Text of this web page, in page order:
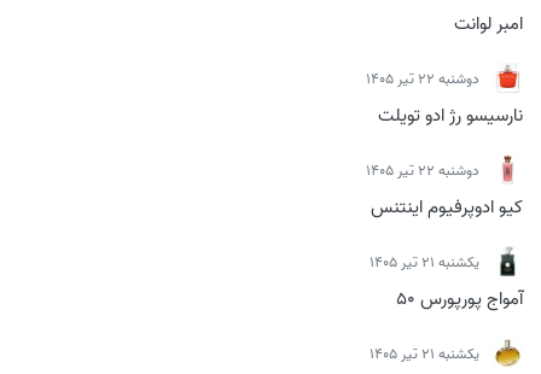
امبر لوانت
دوشنبه 22 تیر 1405
نارسیسو رژ ادو تویلت
دوشنبه 22 تیر 1405
کیو ادوپرفیوم اینتنس
يكشنبه 21 تیر 1405
آمواج پورپورس 50
يكشنبه 21 تیر 1405